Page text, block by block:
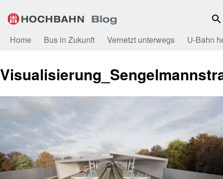
Inhalt
Home Bus in Zukunft Vernetzt unterwegs U-Bahn